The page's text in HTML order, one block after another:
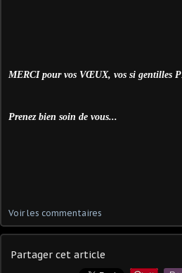
MERCI pour vos VŒUX, vos si gentilles
Prenez bien soin de vous...
Voir les commentaires
Partager cet article